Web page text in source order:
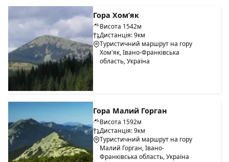
Гора Хом’як
Висота 1542м
Дистанція: 9км
Туристичний маршрут на гору
Хом'як, Івано-Франківська
область, Україна
Гора Малий Горган
Висота 1592м
Дистанція: 9км
Туристичний маршрут на гору
Малий Горган, Івано-
Франківська область, Україна